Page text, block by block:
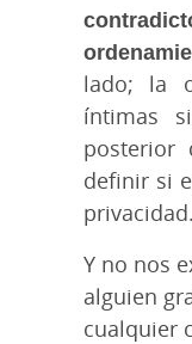
lado; la
íntimas
posterior
definir si
privacidad.
Y no nos
alguien
cualquier